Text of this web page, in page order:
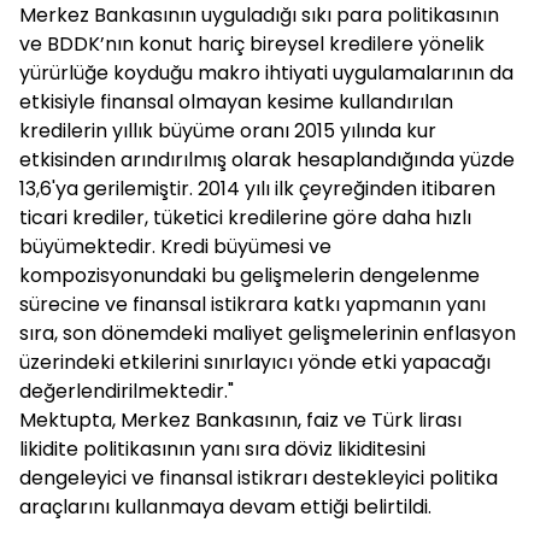
Merkez Bankasının uyguladığı sıkı para politikasının
ve BDDK’nın konut hariç bireysel kredilere yönelik
yürürlüğe koyduğu makro ihtiyati uygulamalarının da
etkisiyle finansal olmayan kesime kullandırılan
kredilerin yıllık büyüme oranı 2015 yılında kur
etkisinden arındırılmış olarak hesaplandığında yüzde
13,6'ya gerilemiştir. 2014 yılı ilk çeyreğinden itibaren
ticari krediler, tüketici kredilerine göre daha hızlı
büyümektedir. Kredi büyümesi ve
kompozisyonundaki bu gelişmelerin dengelenme
sürecine ve finansal istikrara katkı yapmanın yanı
sıra, son dönemdeki maliyet gelişmelerinin enflasyon
üzerindeki etkilerini sınırlayıcı yönde etki yapacağı
değerlendirilmektedir."
Mektupta, Merkez Bankasının, faiz ve Türk lirası
likidite politikasının yanı sıra döviz likiditesini
dengeleyici ve finansal istikrarı destekleyici politika
araçlarını kullanmaya devam ettiği belirtildi.